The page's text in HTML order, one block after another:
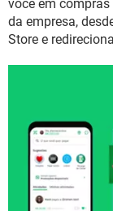
você em
da empresa,
Store e